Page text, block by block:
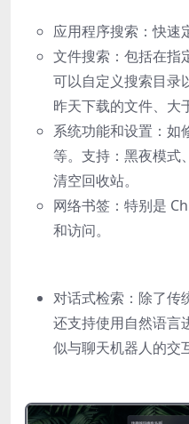
应用程序搜索：快速
文件搜索：包括在指
可以自定义搜索目录
昨天下载的文件、大
系统功能和设置：如
等。支持：黑夜模式
清空回收站。
网络书签：特别是
和访问。
对话式检索：除了传
还支持使用自然语言
似与聊天机器人的交